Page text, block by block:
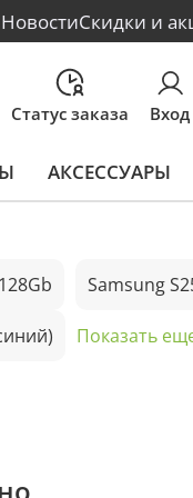
НовостиСкидки и
Статус заказа Вход
АКСЕССУАРЫ
Samsung
Показать